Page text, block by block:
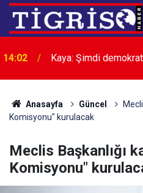
14:02 Kaya: Şimdi
13:50 Amedspor'un
Anasayfa Güncel
Komisyonu" kurulacak
Meclis Başkanlığı
Komisyonu"